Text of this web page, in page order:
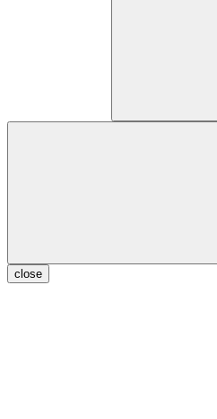
close